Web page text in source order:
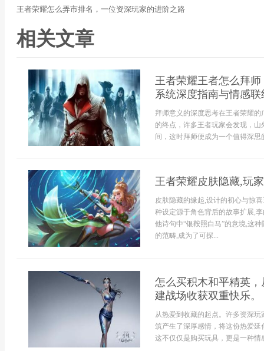
王者荣耀怎么弄市排名，一位资深玩家的进阶之路
相关文章
王者荣耀王者怎么拜
系统深度指南与情感联
拜师意义的深度思考在王者荣耀
的终点，许多王者玩家会发现，
间，这时拜师便成为一个值得深
王者荣耀皮肤隐藏,玩
皮肤隐藏的缘起,设计的初心与惊
种设定源于角色背后的故事扩展,
他诗句中“银鞍照白马”的意境,这
的范畴,成为了可探...
怎么买积木和平精英
建战场收获双重快乐。
从热爱到收藏的起点。许多资深
筑产生了深厚感情，将这份热爱
这不仅仅是购买玩具，更是一种